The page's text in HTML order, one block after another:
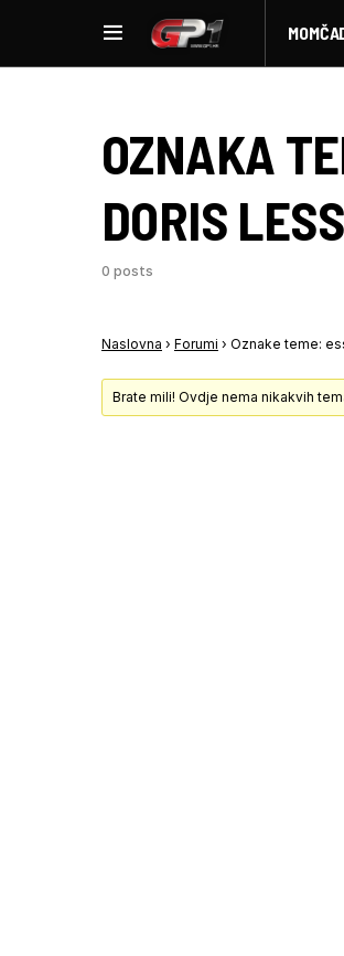
OZNAKA
DORIS
0 posts
Naslovna › Forumi › Oznake teme:
Brate mili! Ovdje nema nikakvih